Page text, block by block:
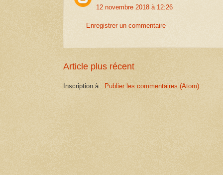
12 novembre 2018 à 12:26
Enregistrer un commentaire
Article plus récent
Inscription à : Publier les commentaires (Atom)